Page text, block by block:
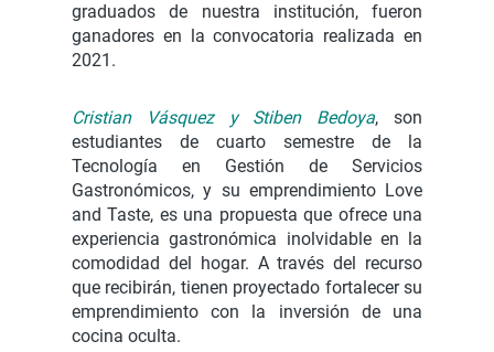
graduados de nuestra institución, fueron
ganadores en la convocatoria realizada en
2021.
Cristian Vásquez y Stiben Bedoya, son
estudiantes de cuarto semestre de la
Tecnología en Gestión de Servicios
Gastronómicos, y su emprendimiento Love
and Taste, es una propuesta que ofrece una
experiencia gastronómica inolvidable en la
comodidad del hogar. A través del recurso
que recibirán, tienen proyectado fortalecer su
emprendimiento con la inversión de una
cocina oculta.